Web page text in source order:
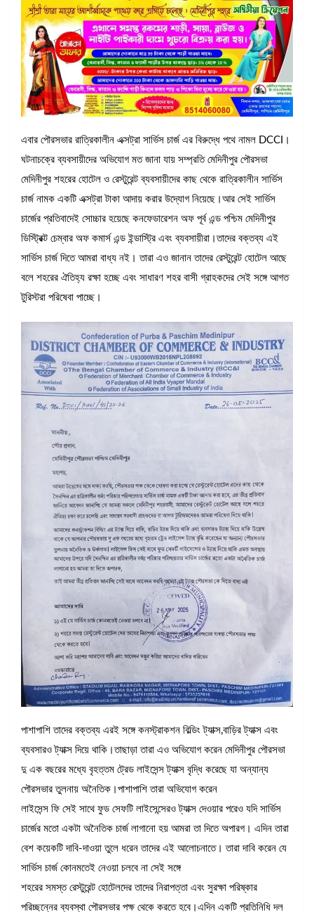
এবার পৌরসভার রাত্রিকালীন এক্সট্রা সার্ভিস চার্জ এর বিরুদ্ধে পথে নামল DCCI।
ঘটনাচক্রে ব্যবসায়ীদের অভিযোগ মত জানা যায় সম্প্রতি মেদিনীপুর পৌরসভা
মেদিনীপুর শহরের হোটেল ও রেস্টুরেন্ট ব্যবসায়ীদের কাছ থেকে রাত্রিকালীন সার্ভিস
চার্জ নামক একটি এক্সট্রা টাকা আদায় করার উদ্যোগ নিয়েছে।আর সেই সার্ভিস
চার্জের প্রতিবাদেই সোচ্চার হয়েছে কনফেডারেশন অফ পূর্ব এন্ড পশ্চিম মেদিনীপুর
ডিস্ট্রিক্ট চেম্বার অফ কমার্স এন্ড ইন্ডাস্ট্রি এবং ব্যবসায়ীরা।তাদের বক্তব্য এই
সার্ভিস চার্জ দিতে আমরা বাধ্য নই। তারা এও জানান তাদের রেস্টুরেন্ট হোটেল আছে
বলে শহরের ঐতিহ্য রক্ষা হচ্ছে এবং সাধারণ শহর বাসী গ্রাহকদের সেই সঙ্গে আগত
টুরিস্টরা পরিষেবা পাচ্ছে।
পাশাপাশি তাদের বক্তব্য এরই সঙ্গে কনস্ট্রাকশন বিল্ডিং ট্যাক্স,বাড়ির ট্যাক্স এবং
ব্যবসারও ট্যাক্স দিয়ে থাকি।তাছাড়া তারা এও অভিযোগ করেন মেদিনীপুর পৌরসভা
দু এক বছরের মধ্যে বৃহত্তম ট্রেড লাইসেন্স ট্যাক্স বৃদ্ধি করেছে যা অন্যান্য
পৌরসভার তুলনায় অনৈতিক।পাশাপাশি তারা অভিযোগ করেন
লাইসেন্স ফি সেই সাথে ফুড সেফটি লাইসেন্সেরও ট্যাক্স দেওয়ার পরেও যদি সার্ভিস
চার্জের মতো একটা অনৈতিক চার্জ লাগানো হয় আমরা তা দিতে অপারগ। এদিন তারা
বেশ কয়েকটি দাবি-দাওয়া তুলে ধরেন তাদের এই আলোচনাতে। তারা দাবি করেন যে
সার্ভিস চার্জ কোনমতেই নেওয়া চলবে না সেই সঙ্গে
শহরের সমস্ত রেস্টুরেন্ট হোটেলদের তাদের নিরাপত্তা এবং সুরক্ষা পরিষ্কার
পরিচ্ছন্নের ব্যবস্থা পৌরসভার পক্ষ থেকে করতে হবে।এদিন একটি প্রতিনিধি দল